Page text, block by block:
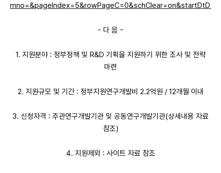
- 다 음 -
1. 지원분야 : 정부정책 및 R&D 기획을 지원하기 위한 조사 및 전략
마련
2. 지원규모 및 기간 : 정부지원연구개발비 2.2억원 / 12개월 이내
3. 신청자격 : 주관연구개발기관 및 공동연구개발기관(상세내용 자료
참조)
4. 지원제외 : 사이트 자료 참조